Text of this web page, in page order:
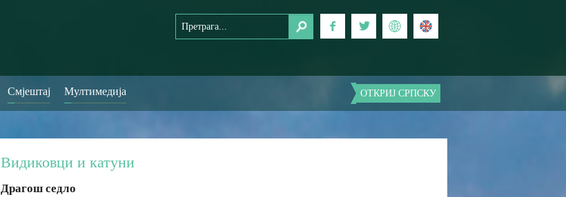
Смјештај Мултимедија ОТКРИЈ СРПСКУ
Видиковци и катуни
Драгош седло